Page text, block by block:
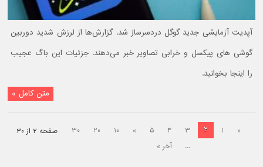
آپدیت آزمایشی جدید گوگل دردسرساز شد. گزارش‌ها از لرزش شدید دوربین
گوشی های پیکسل و خرابی تصاویر خبر می‌دهند. جزئیات این باگ عجیب
را اینجا بخوانید.
متن کامل »
صفحه ۲ از ۳۰ « ۱ ۲ ۳ ۴ ۵ » ۱۰ ۲۰
۳۰
...
آخر »